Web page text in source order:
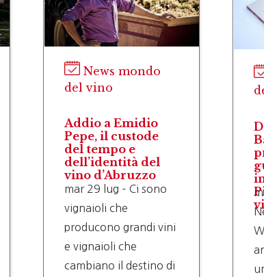
News mondo
del vino
Addio a Emidio
Pepe, il custode
del tempo e
dell’identità del
vino d’Abruzzo
mar 29 lug – Ci sono
vignaioli che
producono grandi vini
e vignaioli che
cambiano il destino di